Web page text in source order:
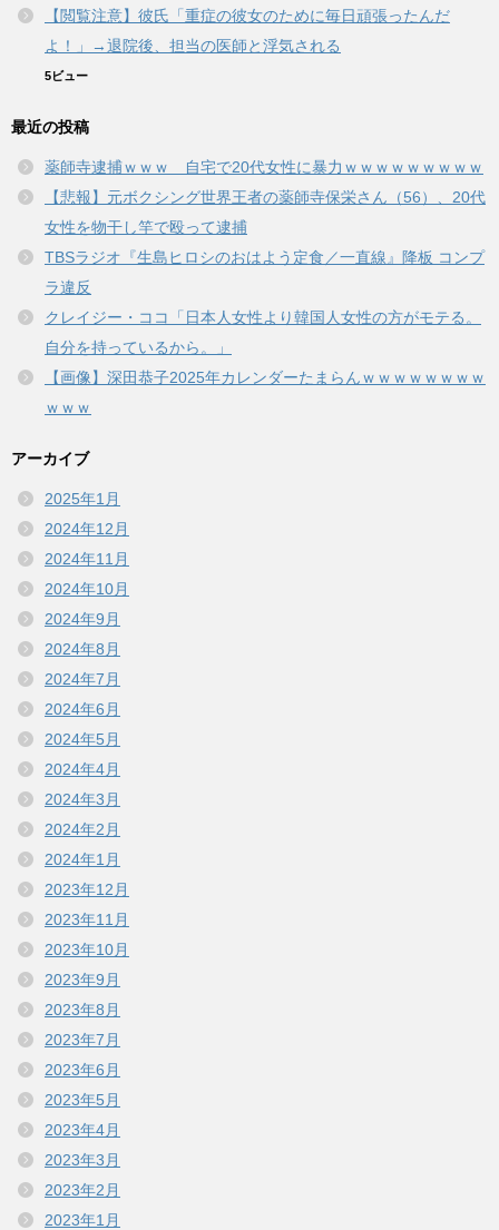
【閲覧注意】彼氏「重症の彼女のために毎日頑張ったんだ
よ！」→退院後、担当の医師と浮気される
5ビュー
最近の投稿
薬師寺逮捕ｗｗｗ 自宅で20代女性に暴力ｗｗｗｗｗｗｗｗｗ
【悲報】元ボクシング世界王者の薬師寺保栄さん（56）、20代
女性を物干し竿で殴って逮捕
TBSラジオ『生島ヒロシのおはよう定食／一直線』降板 コンプ
ラ違反
クレイジー・ココ「日本人女性より韓国人女性の方がモテる。
自分を持っているから。」
【画像】深田恭子2025年カレンダーたまらんｗｗｗｗｗｗｗｗ
ｗｗｗ
アーカイブ
2025年1月
2024年12月
2024年11月
2024年10月
2024年9月
2024年8月
2024年7月
2024年6月
2024年5月
2024年4月
2024年3月
2024年2月
2024年1月
2023年12月
2023年11月
2023年10月
2023年9月
2023年8月
2023年7月
2023年6月
2023年5月
2023年4月
2023年3月
2023年2月
2023年1月